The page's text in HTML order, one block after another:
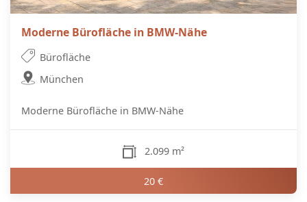
Moderne Bürofläche in BMW-Nähe
Bürofläche
München
Moderne Bürofläche in BMW-Nähe
2.099 m²
20 €